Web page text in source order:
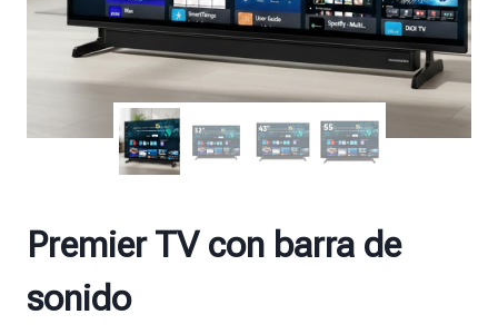
Premier TV con barra de
sonido